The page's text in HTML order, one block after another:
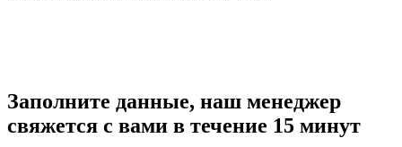
Заполните данные, наш менеджер
свяжется с вами в течение 15 минут